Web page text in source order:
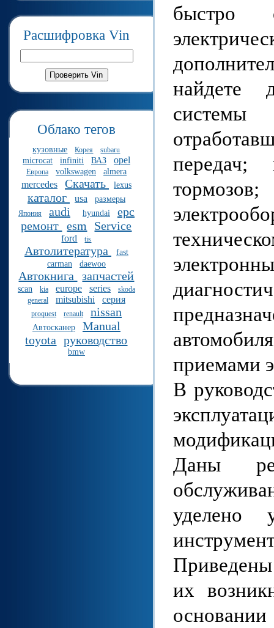
Расшифровка Vin
Облако тегов
кузовные Корея subaru
microcat infiniti ВАЗ opel
Европа volkswagen almera
mercedes Скачать lexus
каталог usa размеры
Япония audi hyundai
epc
ремонт
esm Service
ford tis
Автолитература
fast
carman
daewoo
Автокнига запчастей
scan kia europe series
skoda
general
mitsubishi серия
proquest renault nissan
Автосканер
Manual
toyota
руководство
bmw
быстро
найдете
передач;
приемами
В
Даны
уделено
их